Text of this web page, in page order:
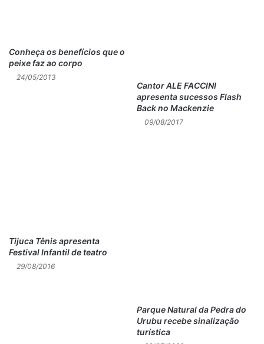
Conheça os benefícios que o
peixe faz ao corpo
24/05/2013
Cantor ALE FACCINI
apresenta sucessos Flash
Back no Mackenzie
09/08/2017
Tijuca Tênis apresenta
Festival Infantil de teatro
29/08/2016
Parque Natural da Pedra do
Urubu recebe sinalização
turística